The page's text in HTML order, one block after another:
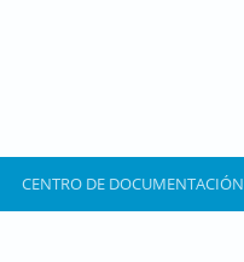
CENTRO DE DOCUMENTACIÓN